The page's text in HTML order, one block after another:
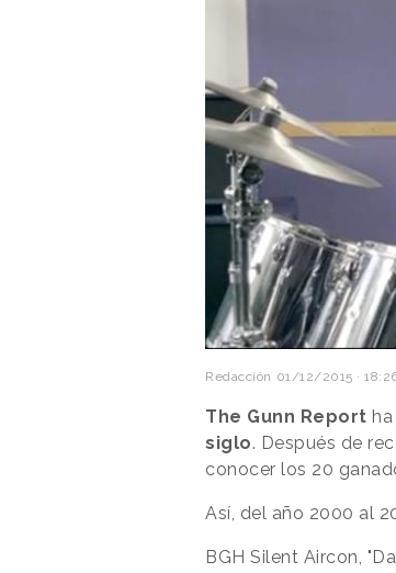
Redacción 01/12/2015 ·
The Gunn Report
siglo. Después de
conocer los 20
Así, del año 2000 al
BGH Silent Aircon,